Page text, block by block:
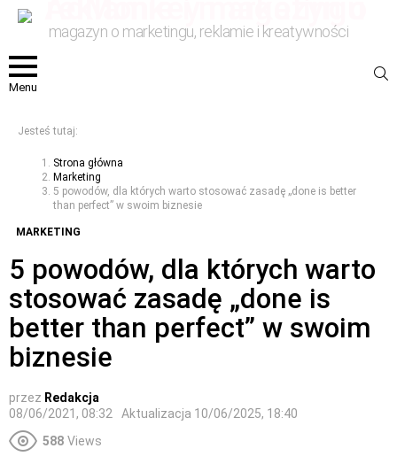
magazyn o marketingu, reklamie i kreatywności
Menu
Jesteś tutaj:
Strona główna
Marketing
5 powodów, dla których warto stosować zasadę „done is better
than perfect” w swoim biznesie
MARKETING
5 powodów, dla których warto
stosować zasadę „done is
better than perfect” w swoim
biznesie
przez Redakcja
08/06/2021, 08:32
Aktualizacja 10/06/2025, 18:40
588 Views